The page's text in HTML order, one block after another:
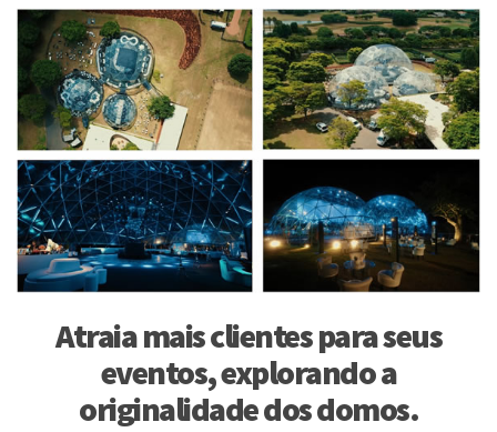
Atraia mais clientes para seus
eventos, explorando a
originalidade dos domos.